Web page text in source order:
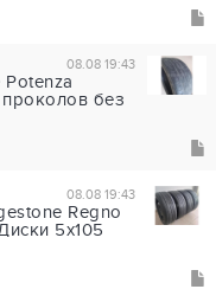
08.08 19:43
без
08.08 19:43
Regno
5х105